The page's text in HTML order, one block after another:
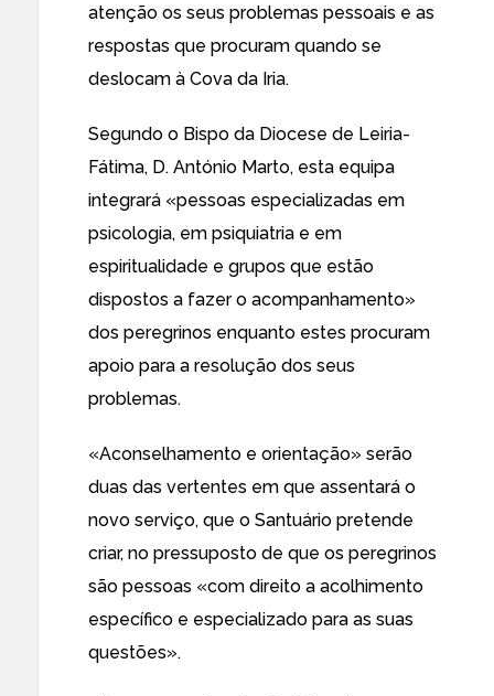
atenção os seus problemas pessoais e as
respostas que procuram quando se
deslocam à Cova da Iria.
Segundo o Bispo da Diocese de Leiria-
Fátima, D. António Marto, esta equipa
integrará «pessoas especializadas em
psicologia, em psiquiatria e em
espiritualidade e grupos que estão
dispostos a fazer o acompanhamento»
dos peregrinos enquanto estes procuram
apoio para a resolução dos seus
problemas.
«Aconselhamento e orientação» serão
duas das vertentes em que assentará o
novo serviço, que o Santuário pretende
criar, no pressuposto de que os peregrinos
são pessoas «com direito a acolhimento
específico e especializado para as suas
questões».